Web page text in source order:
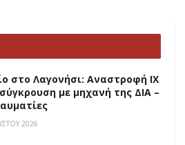
στο Λαγονήσι: Αναστροφή ΙΧ
με μηχανή της ΔΙΑ –
2026